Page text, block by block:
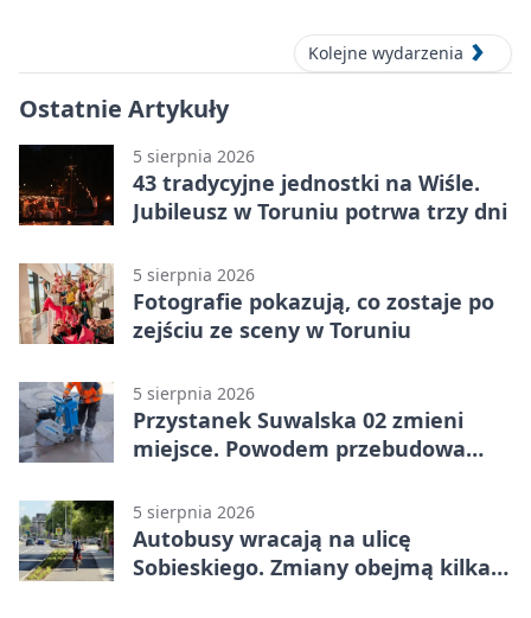
Kolejne wydarzenia
Ostatnie Artykuły
5 sierpnia 2026
43 tradycyjne jednostki na Wiśle.
Jubileusz w Toruniu potrwa trzy dni
5 sierpnia 2026
Fotografie pokazują, co zostaje po
zejściu ze sceny w Toruniu
5 sierpnia 2026
Przystanek Suwalska 02 zmieni
miejsce. Powodem przebudowa
5 sierpnia 2026
Autobusy wracają na ulicę
Sobieskiego. Zmiany obejmą kilka